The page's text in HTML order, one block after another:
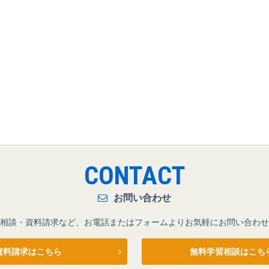
CONTACT
お問い合わせ
談・資料請求など、お電話またはフォームよりお気軽にお問い合わ
料請求はこちら 無料学習相談はこち